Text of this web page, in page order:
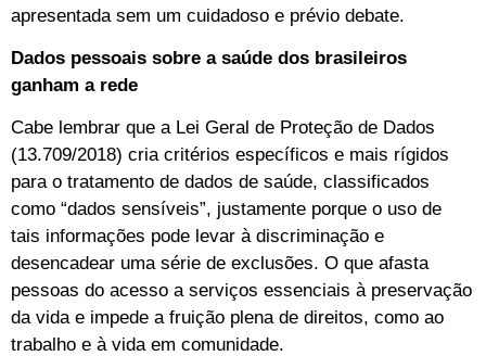
apresentada sem um cuidadoso e prévio debate.
Dados pessoais sobre a saúde dos brasileiros
ganham a rede
Cabe lembrar que a Lei Geral de Proteção de Dados
(13.709/2018) cria critérios específicos e mais rígidos
para o tratamento de dados de saúde, classificados
como “dados sensíveis”, justamente porque o uso de
tais informações pode levar à discriminação e
desencadear uma série de exclusões. O que afasta
pessoas do acesso a serviços essenciais à preservação
da vida e impede a fruição plena de direitos, como ao
trabalho e à vida em comunidade.